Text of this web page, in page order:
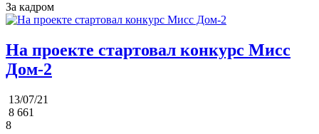
За кадром
На проекте стартовал конкурс Мисс
Дом-2
13/07/21
8 661
8